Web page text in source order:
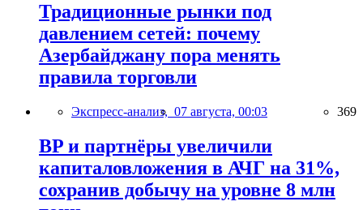
Традиционные рынки под
давлением сетей: почему
Азербайджану пора менять
правила торговли
Экспресс-анализ, 07 августа, 00:03 369
BP и партнёры увеличили
капиталовложения в АЧГ на 31%,
сохранив добычу на уровне 8 млн